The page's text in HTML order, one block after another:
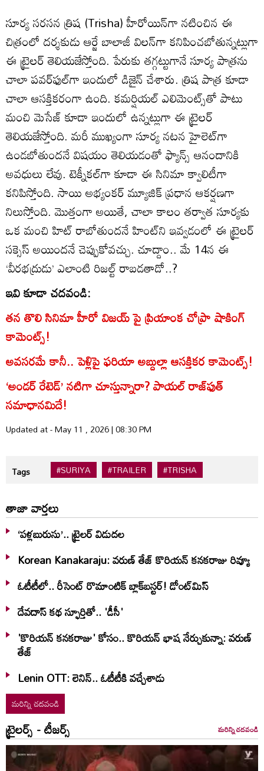
సూర్య సరసన త్రిష (Trisha) హీరోయిన్‌గా నటించిన ఈ
చిత్రంలో దర్శకుడు ఆర్జే బాలాజీ విలన్‌గా కనిపించబోతున్నట్లుగా
ఈ ట్రైలర్ తెలియజేస్తోంది. పేరుకు తగ్గట్టుగానే సూర్య పాత్రను
చాలా పవర్‌ఫుల్‌గా ఇందులో డిజైన్ చేశారు. త్రిష పాత్ర కూడా
చాలా ఆసక్తికరంగా ఉంది. కమర్షియల్ ఎలిమెంట్స్‌తో పాటు
మంచి మెసేజ్ కూడా ఇందులో ఉన్నట్లుగా ఈ ట్రైలర్
తెలియజేస్తోంది. మరీ ముఖ్యంగా సూర్య నటన హైలెట్‌‌గా
ఉండబోతుందనే విషయం తెలియడంతో ఫ్యాన్స్ ఆనందానికి
అవధులు లేవు. టెక్నీకల్‌గా కూడా ఈ సినిమా క్వాలిటీగా
కనిపిస్తోంది. సాయి అభ్యంకర్ మ్యూజిక్ ప్రధాన ఆకర్షణగా
నిలుస్తోంది. మొత్తంగా అయితే, చాలా కాలం తర్వాత సూర్యకు
ఒక మంచి హిట్ రాబోతుందనే హింట్‌ని ఇవ్వడంలో ఈ ట్రైలర్
సక్సెస్ అయిందనే చెప్పుకోవచ్చు. చూద్దాం.. మే 14న ఈ
‘వీరభద్రుడు’ ఎలాంటి రిజల్ట్ రాబడతాడో..?
ఇవి కూడా చదవండి:
తన తొలి సినిమా హీరో విజయ్‌ పై ప్రియాంక చోప్రా షాకింగ్
కామెంట్స్!
అవసరమే కానీ.. పెళ్లిపై ఫరియా అబ్దుల్లా ఆసక్తికర కామెంట్స్!
‘అండర్‌ రేటెడ్‌’ నటిగా చూస్తున్నారా? పాయల్ రాజ్‌ఫుత్‌
సమాధానమిదే!
Updated at - May 11 , 2026 | 08:30 PM
Tags #SURIYA #TRAILER #TRISHA
తాజా వార్తలు
‘పళ్లబురుసు’.. ట్రైలర్ విడుదల
Korean Kanakaraju: వరుణ్ తేజ్ కొరియన్‌ కనకరాజు రివ్యూ
ఓటీటీలో.. రీసెంట్ రొమాంటిక్‌ బ్లాక్‌బ‌స్ట‌ర్‌! డోంట్‌మిస్‌
దేవదాస్ కథ స్ఫూర్తితో.. 'డీసీ'
'కొరియన్ కనకరాజు' కోసం.. కొరియన్ భాష నేర్చుకున్నా: వరుణ్
తేజ్
Lenin OTT: లెనిన్.. ఓటీటీకి వ‌చ్చేశాడు
మరిన్ని చదవండి
ట్రైలర్స్ - టీజర్స్ మరిన్ని చదవండి